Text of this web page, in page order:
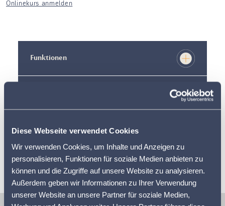
Diese Webseite verwendet Cookies
Wir verwenden Cookies, um Inhalte und Anzeigen zu
personalisieren, Funktionen für soziale Medien anbieten zu
können und die Zugriffe auf unsere Website zu analysieren.
Außerdem geben wir Informationen zu Ihrer Verwendung
unserer Website an unsere Partner für soziale Medien,
Onlinekurs anmelden
Funktionen
Vertragsbedingungen
Anleitungen und Dokumentationen